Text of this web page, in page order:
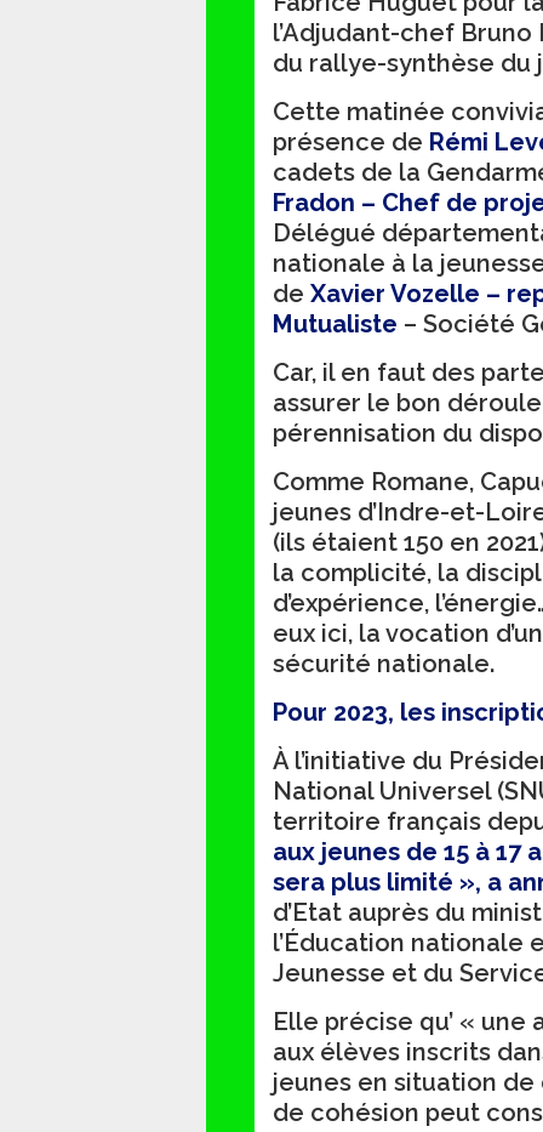
l’Adjudant-chef Bruno
du rallye-synthèse du
Cette matinée
présence de Rémi
cadets de la
Fradon – Chef de
Délégué
nationale à la
de Xavier Vozelle –
Mutualiste – Société
Car, il en faut des
assurer le bon
pérennisation du
Comme Romane,
jeunes d’Indre-et-
(ils étaient 150 en
la complicité, la
d’expérience,
eux ici, la vocation
sécurité nationale.
Pour 2023, les
À l’initiative du
National Universel
territoire français
aux jeunes de 15 à 17
sera plus limité », a
d’Etat auprès du
l’Éducation nationale
Jeunesse et du
Elle précise qu’ «
aux élèves inscrits
jeunes en situation
de cohésion peut